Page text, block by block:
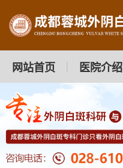
网站首页 医院介绍